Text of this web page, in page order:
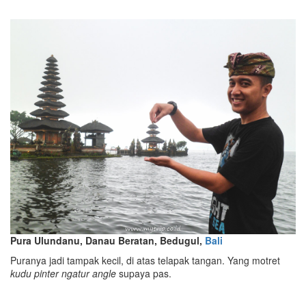
Pura Ulundanu, Danau Beratan, Bedugul, Bali
Puranya jadi tampak kecil, di atas telapak tangan. Yang motret
kudu pinter ngatur angle supaya pas.